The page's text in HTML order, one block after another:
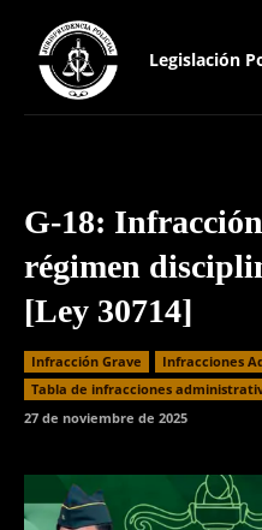
Legislación
G-18:
régimen
[Ley 30714]
Infracción Grave
Infracciones
⁠Tabla de infracciones
27 de noviembre de 2025